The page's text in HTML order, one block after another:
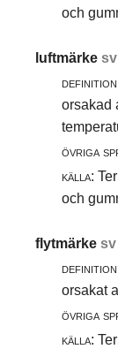
och
luftmärkesv
orsakad
övriga
källa:
och
flytmärke
orsakat
övriga
källa: